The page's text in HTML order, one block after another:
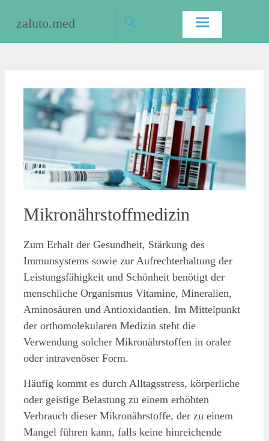
content
zaluto.med
Mikronährstoffmedizin
Zum Erhalt der Gesundheit, Stärkung des
Immunsystems sowie zur Aufrechterhaltung der
Leistungsfähigkeit und Schönheit benötigt der
menschliche Organismus Vitamine, Mineralien,
Aminosäuren und Antioxidantien. Im Mittelpunkt
der orthomolekularen Medizin steht die
Verwendung solcher Mikronährstoffen in oraler
oder intravenöser Form.
Häufig kommt es durch Alltagsstress, körperliche
oder geistige Belastung zu einem erhöhten
Verbrauch dieser Mikronährstoffe, der zu einem
Mangel führen kann, falls keine hinreichende